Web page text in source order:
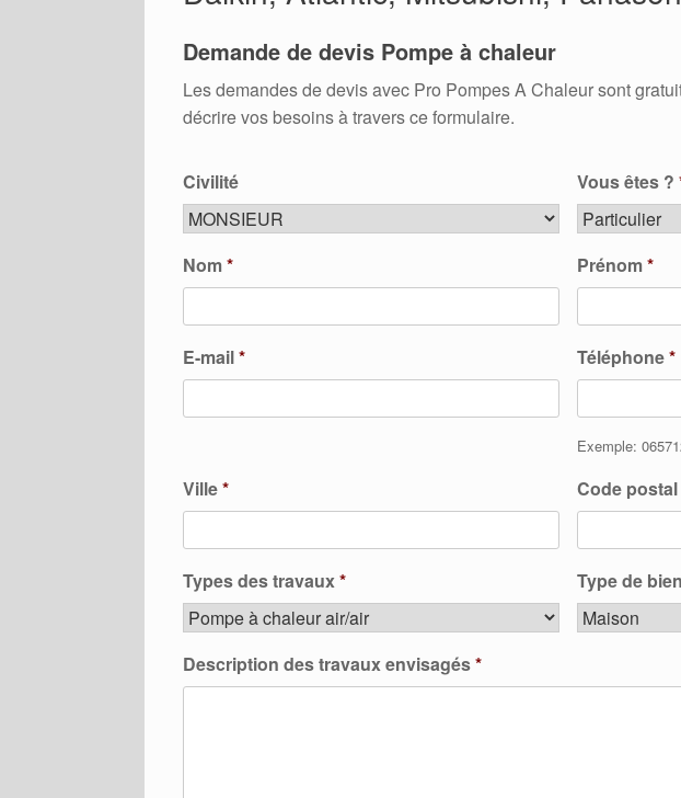
Demande de devis Pompe à chaleur
Les demandes de devis avec Pro Pompes A Chaleur sont
décrire vos besoins à travers ce formulaire.
Civilité Vous êtes ?
Nom* Prénom*
E-mail* Téléphone*
Exemple:
Ville* Code postal
Types des travaux* Type de
Description des travaux envisagés*